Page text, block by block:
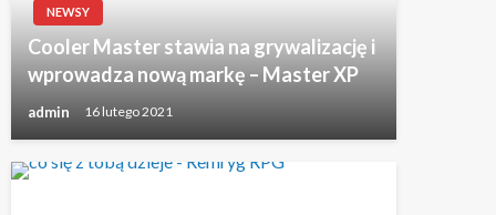
NEWSY
Cooler Master stawia na grywalizację i
wprowadza nową markę – Master XP
admin 16 lutego 2021